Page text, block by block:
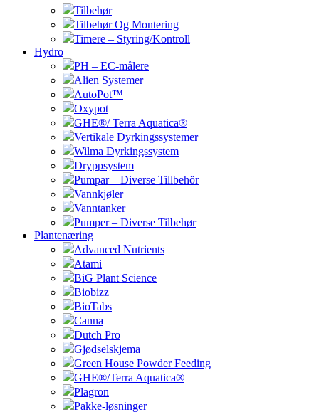
Tilbehør
Tilbehør Og Montering
Timere – Styring/Kontroll
Hydro
PH – EC-målere
Alien Systemer
AutoPot™
Oxypot
GHE®/ Terra Aquatica®
Vertikale Dyrkingssystemer
Wilma Dyrkingssystem
Dryppsystem
Pumpar – Diverse Tillbehör
Vannkjøler
Vanntanker
Pumper – Diverse Tilbehør
Plantenæring
Advanced Nutrients
Atami
BiG Plant Science
Biobizz
BioTabs
Canna
Dutch Pro
Gjødselskjema
Green House Powder Feeding
GHE®/Terra Aquatica®
Plagron
Pakke-løsninger